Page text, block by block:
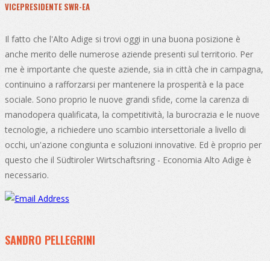
VICEPRESIDENTE SWR-EA
Il fatto che l'Alto Adige si trovi oggi in una buona posizione è
anche merito delle numerose aziende presenti sul territorio. Per
me è importante che queste aziende, sia in città che in campagna,
continuino a rafforzarsi per mantenere la prosperità e la pace
sociale. Sono proprio le nuove grandi sfide, come la carenza di
manodopera qualificata, la competitività, la burocrazia e le nuove
tecnologie, a richiedere uno scambio intersettoriale a livello di
occhi, un'azione congiunta e soluzioni innovative. Ed è proprio per
questo che il Südtiroler Wirtschaftsring - Economia Alto Adige è
necessario.
SANDRO PELLEGRINI